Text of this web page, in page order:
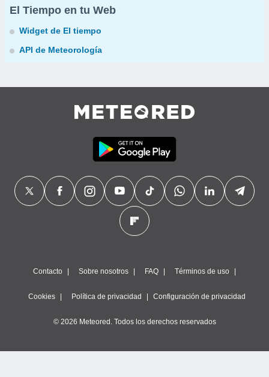
El Tiempo en tu Web
Widget de El tiempo
API de Meteorología
Contacto Sobre nosotros FAQ Términos de uso
Cookies Política de privacidad Configuración de privacidad
© 2026 Meteored. Todos los derechos reservados